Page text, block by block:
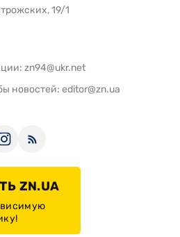
19/1
zn94@ukr.net
новостей: editor@zn.ua
ZN.UA